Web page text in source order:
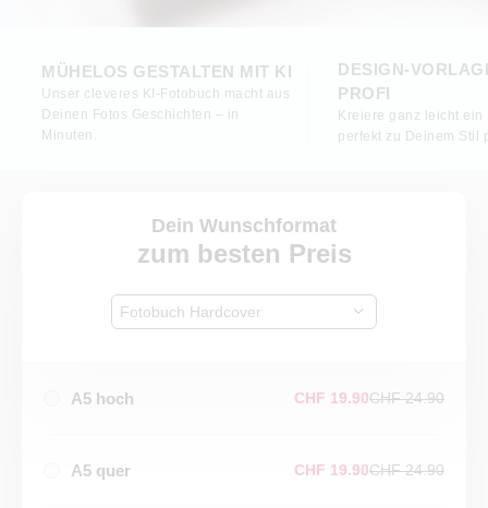
MÜHELOS GESTALTEN MIT KI
Unser cleveres KI-Fotobuch macht aus
Deinen Fotos Geschichten – in
Minuten.
DESIGN-
PROFI
Kreiere ganz leicht ein
perfekt zu Deinem Stil
Dein Wunschformat
zum besten Preis
Fotobuch Hardcover
A5 hoch CHF 19.90CHF 24.90
A5 quer CHF 19.90CHF 24.90